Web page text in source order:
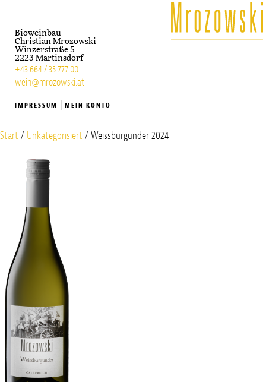
Bioweinbau
Christian Mrozowski
Winzerstraße 5
2223 Martinsdorf
+43 664 / 35 777 00
wein@mrozowski.at
IMPRESSUM | MEIN KONTO
Start / Unkategorisiert / Weissburgunder 2024